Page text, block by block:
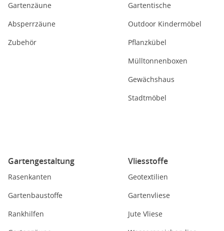
Gartenzäune
Absperrzäune
Zubehör
Gartentische
Outdoor Kindermöbel
Pflanzkübel
Mülltonnenboxen
Gewächshaus
Stadtmöbel
Gartengestaltung
Rasenkanten
Gartenbaustoffe
Rankhilfen
Vliesstoffe
Geotextilien
Gartenvliese
Jute Vliese